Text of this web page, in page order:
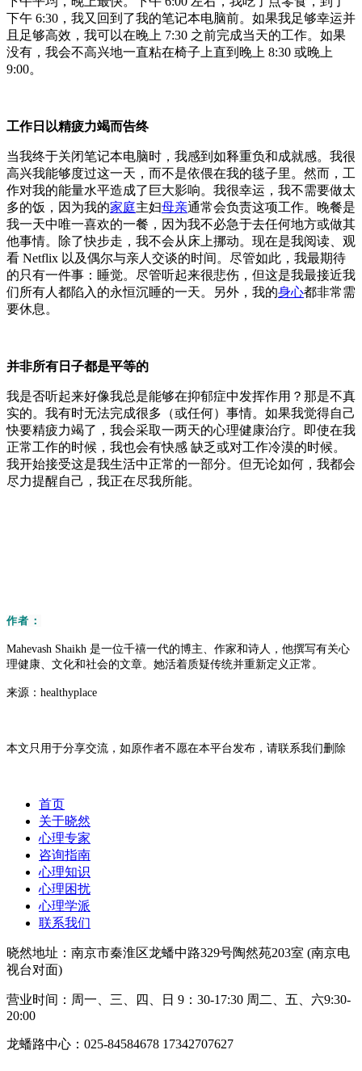
下午 6:30，我又回到了我的笔记本电脑前。 如果我足够幸运并
且足够高效，我可以在晚上 7:30 之前完成当天的工作。 如果
没有，我会不高兴地一直粘在椅子上直到晚上 8:30 或晚上
9:00。
工作日以精疲力竭而告终
当我终于关闭笔记本电脑时，我感到如释重负和成就感。 我很
高兴我能够度过这一天，而不是依偎在我的毯子里。 然而，工
作对我的能量水平造成了巨大影响。 我很幸运，我不需要做太
多的饭，因为我的家庭主妇母亲通常会负责这项工作。 晚餐是
我一天中唯一喜欢的一餐，因为我不必急于去任何地方或做其
他事情。
除了快步走，我不会从床上挪动。 现在是我阅读、观
看 Netflix 以及偶尔与亲人交谈的时间。 尽管如此，我最期待
的只有一件事：睡觉。 尽管听起来很悲伤，但这是我最接近我
们所有人都陷入的永恒沉睡的一天。
另外，我的身心都非常需
要休息。
并非所有日子都是平等的
我是否听起来好像我总是能够在抑郁症中发挥作用 ？ 那是不真
实的。 我有时无法完成很多（或任何）事情。 如果我觉得自己
快要精疲力竭了，我会采取一两天的心理健康治疗。 即使在我
正常工作的时候，我也会有快感 缺乏或对工作冷漠的时候。
我开始接受这是我生活中正常的一部分。 但无论如何，我都会
尽力提醒自己，我正在尽我所能。
作者：
Mahevash Shaikh 是一位千禧一代的博主、作家和诗人，他撰写有关心
理健康、文化和社会的文章。她活着质疑传统并重新定义正常。
来源：healthyplace
本文只用于分享交流，如原作者不愿在本平台发布，请联系我们删除
首页
关于晓然
心理专家
咨询指南
心理知识
心理困扰
心理学派
联系我们
晓然地址：南京市秦淮区龙蟠中路329号陶然苑203室 (南京电
视台对面)
营业时间：周一、三、四、日 9：30-17:30 周二、五、六9:30-
20:00
龙蟠路中心：025-84584678 17342707627